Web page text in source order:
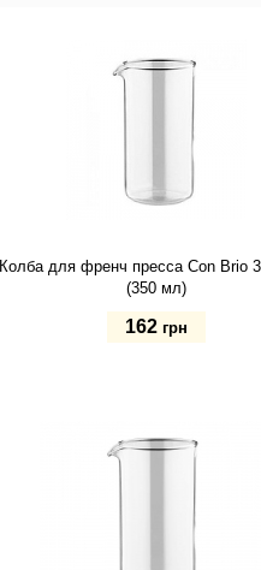
Колба для френч пресса Con Brio
(350 мл)
162 грн